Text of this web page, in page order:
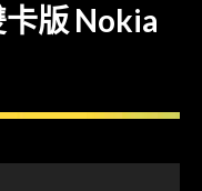
卡版 Nokia